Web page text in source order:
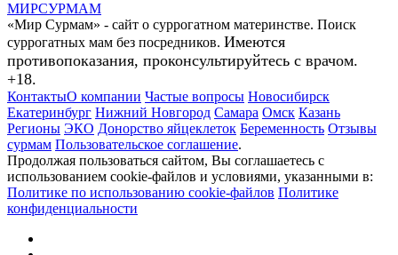
МИРСУРМАМ
«Мир Сурмам» - сайт о суррогатном материнстве. Поиск
суррогатных мам без посредников. Имеются
противопоказания, проконсультируйтесь с врачом.
+18.
КонтактыО компании Частые вопросы Новосибирск
Екатеринбург Нижний Новгород Самара Омск Казань
Регионы ЭКО Донорство яйцеклеток Беременность Отзывы
сурмам Пользовательское соглашение.
Продолжая пользоваться сайтом, Вы соглашаетесь с
использованием cookie-файлов и условиями, указанными в:
Политике по использованию cookie-файлов Политике
конфиденциальности